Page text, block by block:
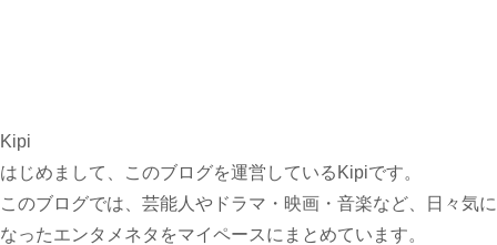
Kipi
はじめまして、このブログを運営しているKipiです。
このブログでは、芸能人やドラマ・映画・音楽など、日々気に
なったエンタメネタをマイペースにまとめています。